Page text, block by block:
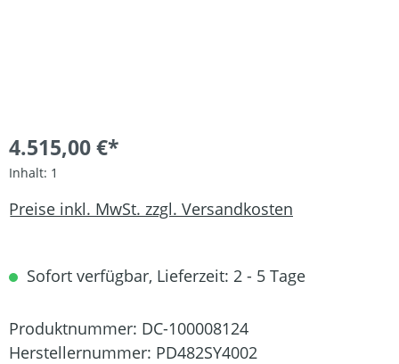
4.515,00 €*
Inhalt: 1
Preise inkl. MwSt. zzgl. Versandkosten
Sofort verfügbar, Lieferzeit: 2 - 5 Tage
Produktnummer: DC-100008124
Herstellernummer: PD482SY4002